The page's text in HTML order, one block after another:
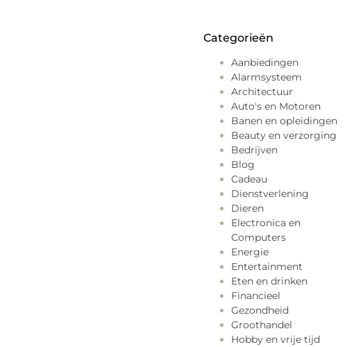
Categorieën
Aanbiedingen
Alarmsysteem
Architectuur
Auto's en Motoren
Banen en opleidingen
Beauty en verzorging
Bedrijven
Blog
Cadeau
Dienstverlening
Dieren
Electronica en
Computers
Energie
Entertainment
Eten en drinken
Financieel
Gezondheid
Groothandel
Hobby en vrije tijd